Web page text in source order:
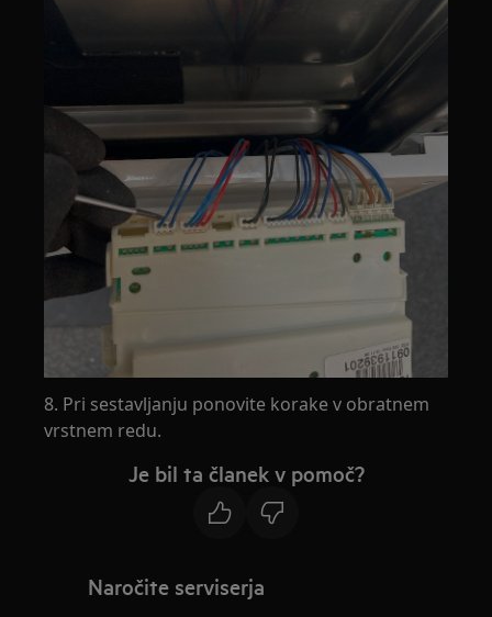
8. Pri sestavljanju ponovite korake v obratnem
vrstnem redu.
Je bil ta članek v pomoč?
Naročite serviserja